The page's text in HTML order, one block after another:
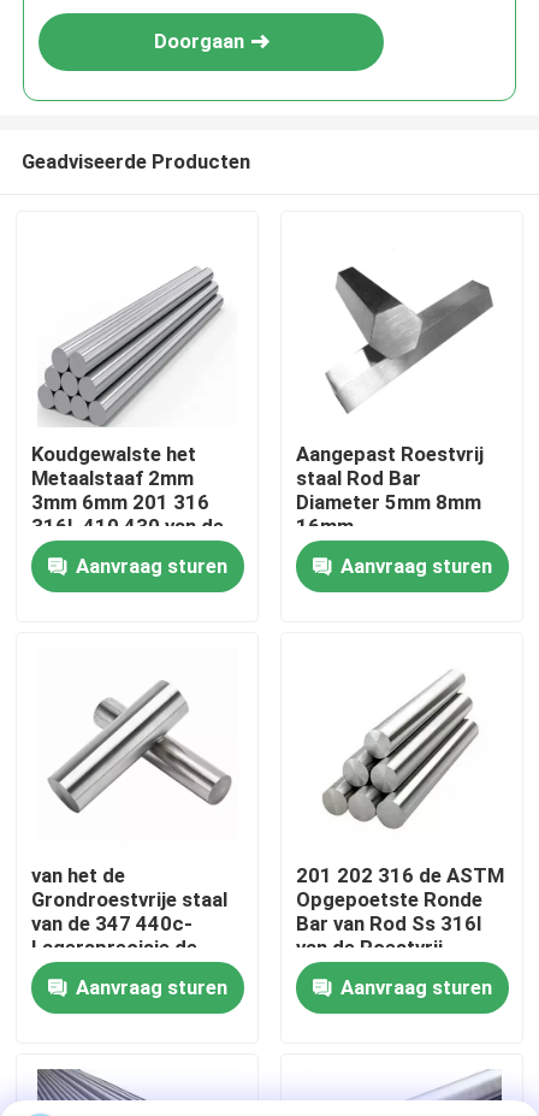
Huis
Producten
Over ons
Kwaliteitscontrole
Neem contact met ons op
Nieuws
Gevallen
Bladenroestvrij staal
Doorgaan
Geadviseerde Producten
Koudgewalste het
Metaalstaaf 2mm
3mm 6mm 201 316
316L 410 430 van de
Roestvrij staalbar
Aanvraag sturen
Aangepast Roestvrij
staal Rod Bar
Diameter 5mm 8mm
16mm
Aanvraag sturen
van het de
Grondroestvrije staal
van de 347 440c-
Lagersprecisie de
Ronde Bar H8 H9
Aanvraag sturen
201 202 316 de ASTM
Opgepoetste Ronde
Bar van Rod Ss 316l
van de Roestvrij
staalbar
Aanvraag sturen